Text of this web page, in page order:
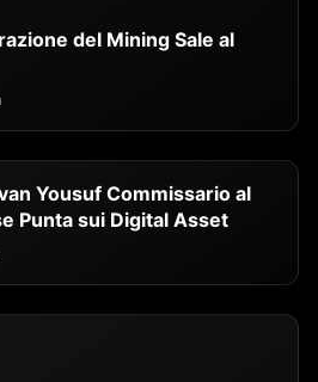
del Mining Sale al
Yousuf Commissario al
Punta sui Digital Asset